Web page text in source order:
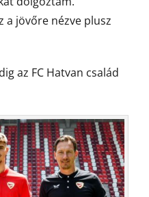
a jövőre nézve plusz
az FC Hatvan család